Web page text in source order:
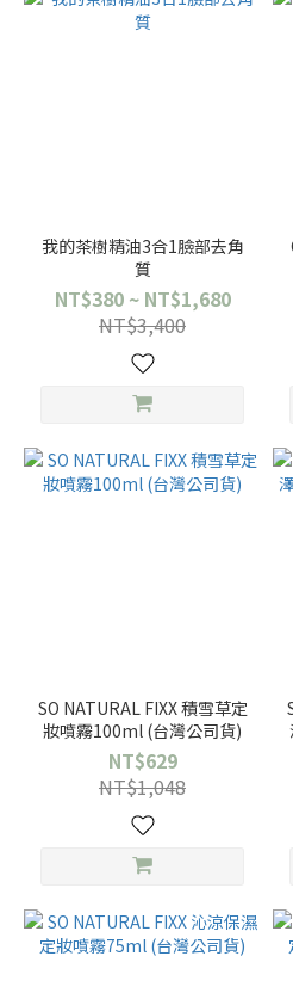
我的茶樹精油3合1臉部去角
質
NT$380 ~ NT$1,680
NT$3,400
SO NATURAL FIXX 積雪草定
妝噴霧100ml (台灣公司貨)
NT$629
NT$1,048